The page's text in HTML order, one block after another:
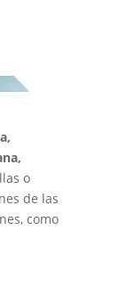
o
de las
como